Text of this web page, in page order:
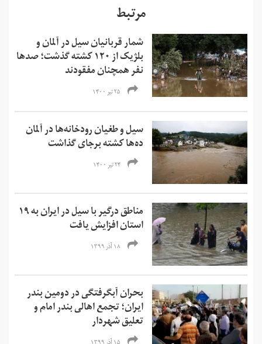
مرتبط
شمار قربانیان سیل در آلمان و
بلژیک از ۱۲۰ کشته گذشت؛ صدها
نفر همچنان مفقودند
۲۵ تیر ۱۴۰۰
سیل و طغیان رودخانه‌ها در آلمان
ده‌ها کشته برجای گذاشت
۲۴ تیر ۱۴۰۰
مناطق درگیر با سیل در ایران به ۱۹
استان افزایش یافت
۱۸ آذر ۱۳۹۹
بحران آبگرفتگی در دومین بندر
ایران؛ تجمع اهالی بندر امام و
تعلیق شهردار